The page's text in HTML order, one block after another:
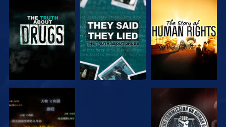
観る 観る
観る